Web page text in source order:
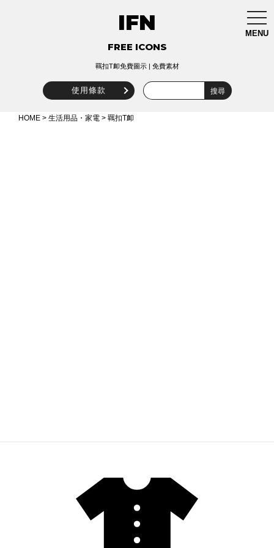
MENU
IFN
FREE ICONS
羈扣T卹免費圖示 | 免費素材
使用條款
HOME > 生活用品・家電 > 羈扣T卹